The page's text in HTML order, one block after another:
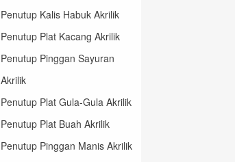
Penutup Kalis Habuk Akrilik
Penutup Plat Kacang Akrilik
Penutup Pinggan Sayuran
Akrilik
Penutup Plat Gula-Gula Akrilik
Penutup Plat Buah Akrilik
Penutup Pinggan Manis Akrilik